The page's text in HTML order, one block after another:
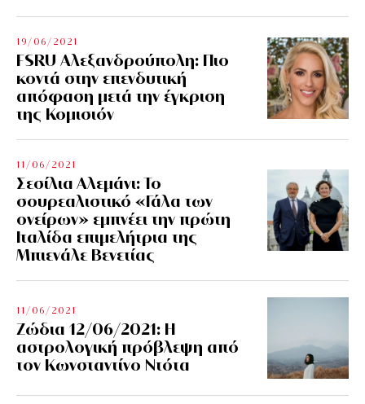
19/06/2021
FSRU Αλεξανδρούπολη: Πιο
κοντά στην επενδυτική
απόφαση μετά την έγκριση
της Κομισιόν
11/06/2021
Σεσίλια Αλεμάνι: Το
σουρεαλιστικό «Γάλα των
ονείρων» εμπνέει την πρώτη
Ιταλίδα επιμελήτρια της
Μπιενάλε Βενετίας
11/06/2021
Ζώδια 12/06/2021: Η
αστρολογική πρόβλεψη από
τον Κωνσταντίνο Ντότα